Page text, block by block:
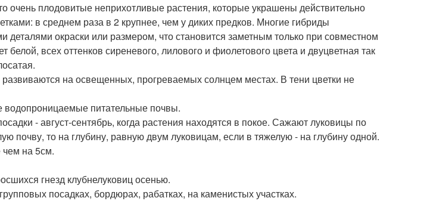
очень плодовитые неприхотливые растения, которые украшены действительно
в среднем раза в 2 крупнее, чем у диких предков. Многие гибриды
деталями окраски или размером, что становится заметным только при совместном
всех оттенков сиреневого, лилового и фиолетового цвета и двуцветная так
на освещенных, прогреваемых солнцем местах. В тени цветки не
питательные почвы.
- август-сентябрь, когда растения находятся в покое. Сажают луковицы по
почву, то на глубину, равную двум луковицам, если в тяжелую - на глубину одной.
на 5см.
гнезд клубнелуковиц осенью.
посадках, бордюрах, рабатках, на каменистых участках.